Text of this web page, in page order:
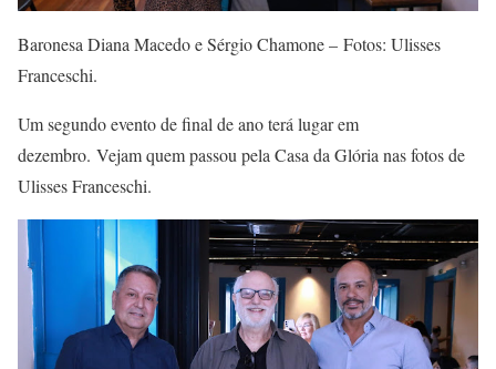
Baronesa Diana Macedo e Sérgio Chamone – Fotos: Ulisses
Franceschi.
Um segundo evento de final de ano terá lugar em
dezembro. Vejam quem passou pela Casa da Glória nas fotos de
Ulisses Franceschi.